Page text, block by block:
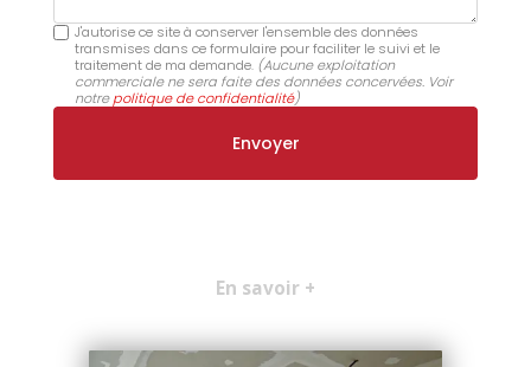
J'autorise ce site à conserver l'ensemble des données
transmises dans ce formulaire pour faciliter le suivi et le
traitement de ma demande. (Aucune exploitation
commerciale ne sera faite des données concervées. Voir
notrepolitique de confidentialité)
En savoir +